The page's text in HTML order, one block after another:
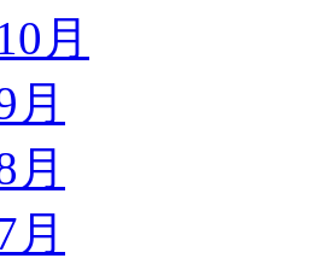
月